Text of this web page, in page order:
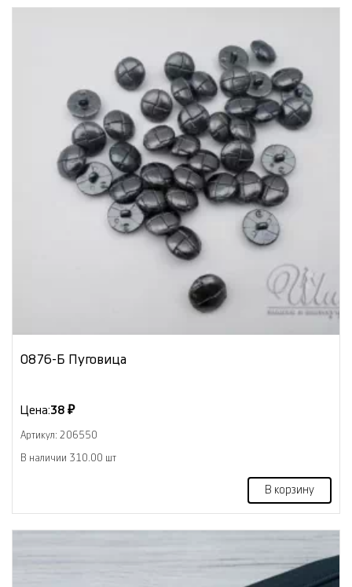
0876-Б Пуговица
Цена:38 ₽
Артикул: 206550
В наличии 310.00 шт
В корзину